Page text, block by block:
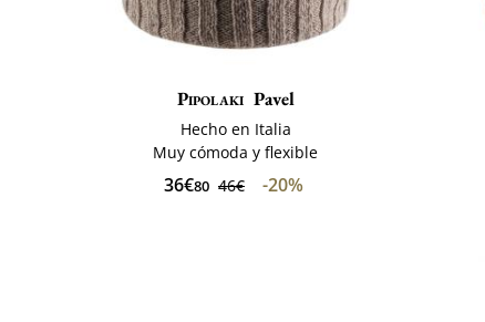
Pipolaki Pavel
Hecho en Italia
Muy cómoda y flexible
36€80 46€ -20%